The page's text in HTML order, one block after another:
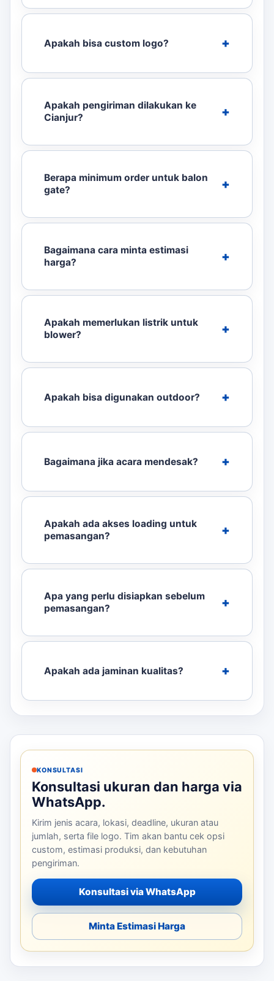
Apakah bisa custom logo?
Apakah pengiriman dilakukan ke
Cianjur?
Berapa minimum order untuk balon
gate?
Bagaimana cara minta estimasi
harga?
Apakah memerlukan listrik untuk
blower?
Apakah bisa digunakan outdoor?
Bagaimana jika acara mendesak?
Apakah ada akses loading untuk
pemasangan?
Apa yang perlu disiapkan sebelum
pemasangan?
Apakah ada jaminan kualitas?
KONSULTASI
Konsultasi ukuran dan harga via
WhatsApp.
Kirim jenis acara, lokasi, deadline, ukuran atau
jumlah, serta file logo. Tim akan bantu cek opsi
custom, estimasi produksi, dan kebutuhan
pengiriman.
Konsultasi via WhatsApp
Minta Estimasi Harga